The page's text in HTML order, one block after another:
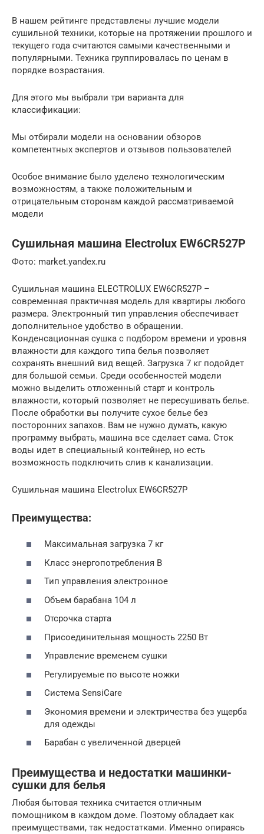
В нашем рейтинге представлены лучшие модели
сушильной техники, которые на протяжении прошлого и
текущего года считаются самыми качественными и
популярными. Техника группировалась по ценам в
порядке возрастания.
Для этого мы выбрали три варианта для
классификации:
Мы отбирали модели на основании обзоров
компетентных экспертов и отзывов пользователей
Особое внимание было уделено технологическим
возможностям, а также положительным и
отрицательным сторонам каждой рассматриваемой
модели
Сушильная машина Electrolux EW6CR527P
Фото: market.yandex.ru
Сушильная машина ELECTROLUX EW6CR527P –
современная практичная модель для квартиры любого
размера. Электронный тип управления обеспечивает
дополнительное удобство в обращении.
Конденсационная сушка с подбором времени и уровня
влажности для каждого типа белья позволяет
сохранять внешний вид вещей. Загрузка 7 кг подойдет
для большой семьи. Среди особенностей модели
можно выделить отложенный старт и контроль
влажности, который позволяет не пересушивать белье.
После обработки вы получите сухое белье без
посторонних запахов. Вам не нужно думать, какую
программу выбрать, машина все сделает сама. Сток
воды идет в специальный контейнер, но есть
возможность подключить слив к канализации.
Сушильная машина Electrolux EW6CR527P
Преимущества:
Максимальная загрузка 7 кг
Класс энергопотребления B
Тип управления электронное
Объем барабана 104 л
Отсрочка старта
Присоединительная мощность 2250 Вт
Управление временем сушки
Регулируемые по высоте ножки
Система SensiCare
Экономия времени и электричества без ущерба
для одежды
Барабан с увеличенной дверцей
Преимущества и недостатки машинки-
сушки для белья
Любая бытовая техника считается отличным
помощником в каждом доме. Поэтому обладает как
преимуществами, так недостатками. Именно опираясь